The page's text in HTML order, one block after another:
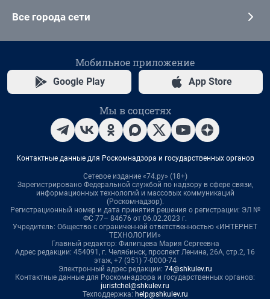
Все города сети
Мобильное приложение
Google Play App Store
Мы в соцсетях
Контактные данные для Роскомнадзора и государственных органов
Сетевое издание «74.ру» (18+)
Зарегистрировано Федеральной службой по надзору в сфере связи,
информационных технологий и массовых коммуникаций
(Роскомнадзор).
Регистрационный номер и дата принятия решения о регистрации: ЭЛ №
ФС 77– 84676 от 06.02.2023 г.
Учредитель: Общество с ограниченной ответственностью «ИНТЕРНЕТ
ТЕХНОЛОГИИ»
Главный редактор: Филипцева Мария Сергеевна
Адрес редакции: 454091, г. Челябинск, проспект Ленина, 26А, стр.2, 16
этаж, +7 (351) 7-0000-74
Электронный адрес редакции: 74@shkulev.ru
Контактные данные для Роскомнадзора и государственных органов:
juristchel@shkulev.ru
Техподдержка: help@shkulev.ru